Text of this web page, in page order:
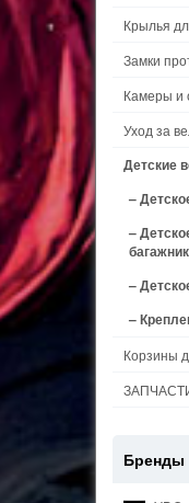
Крылья
Замки
Камеры и
Уход за
Детские
–
–
багажник
–
–
Корзины
Бренды